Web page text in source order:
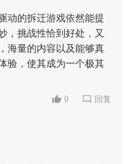
动的拆迁游戏依然能提
，挑战性恰到好处，又
海量的内容以及能够真
验，使其成为一个极其
0 回复